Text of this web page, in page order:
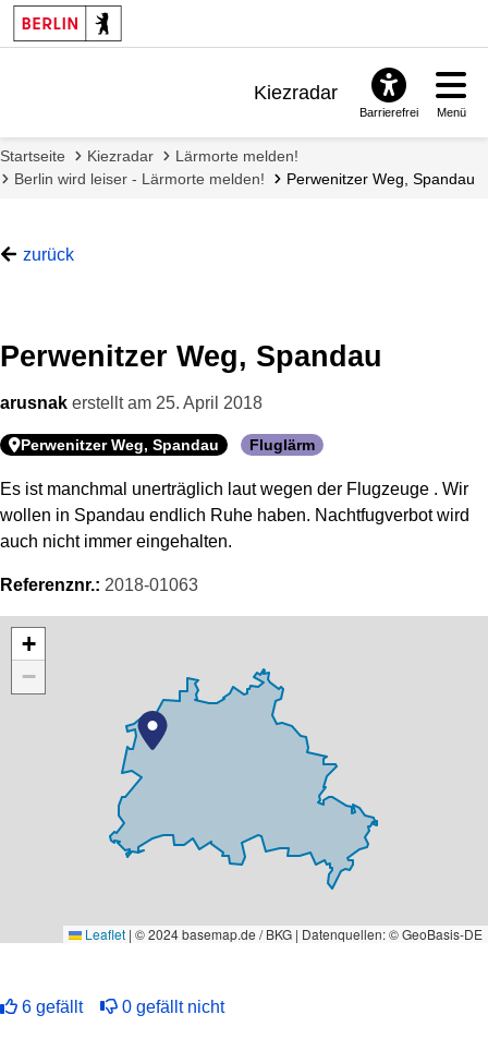
Kiezradar
FAQ & Support
Barrierefrei Menü
Startseite Kiezradar
Lärmorte melden!
Berlin wird leiser - Lärmorte melden!
Perwenitzer Weg, Spandau
zurück
Perwenitzer Weg, Spandau
arusnak erstellt am 25. April 2018
Perwenitzer Weg, Spandau Fluglärm
Es ist manchmal unerträglich laut wegen der Flugzeuge . Wir
wollen in Spandau endlich Ruhe haben. Nachtfugverbot wird
auch nicht immer eingehalten.
Referenznr.: 2018-01063
Karte überspringen
+
−
Leaflet | © 2024 basemap.de / BKG | Datenquellen: © GeoBasis-DE
6 gefällt 0 gefällt nicht